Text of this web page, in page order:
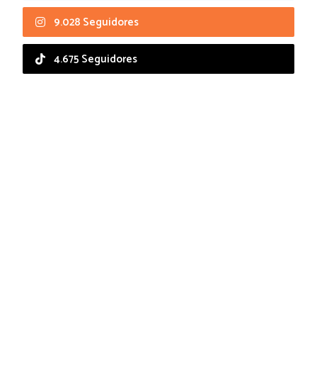
9.028 Seguidores
4.675 Seguidores